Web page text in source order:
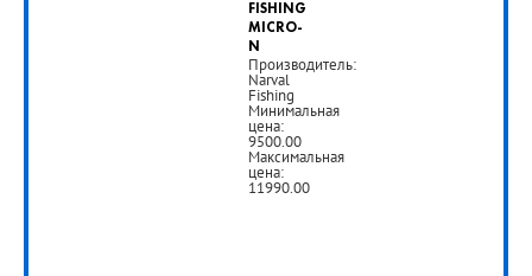
руб.
РУБ
FISHING
MICRO-
N
Производитель:
Narval
Fishing
Минимальная
цена:
9500.00
Максимальная
цена:
11990.00